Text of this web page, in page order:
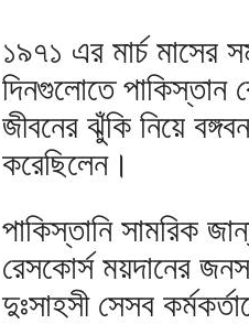
১৯৭১ এর মার্চ
দিনগুলোতে পাকিস্তান
জীবনের ঝুঁকি নিয়ে
করেছিলেন।
পাকিস্তানি সামরিক
রেসকোর্স ময়দানের
দুঃসাহসী সেসব